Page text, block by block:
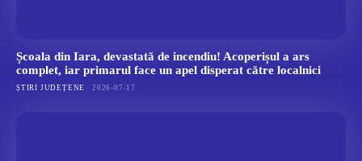
Școala din Iara, devastată de incendiu! Acoperișul a ars
complet, iar primarul face un apel disperat către localnici
ȘTIRI JUDEȚENE 2026-07-17